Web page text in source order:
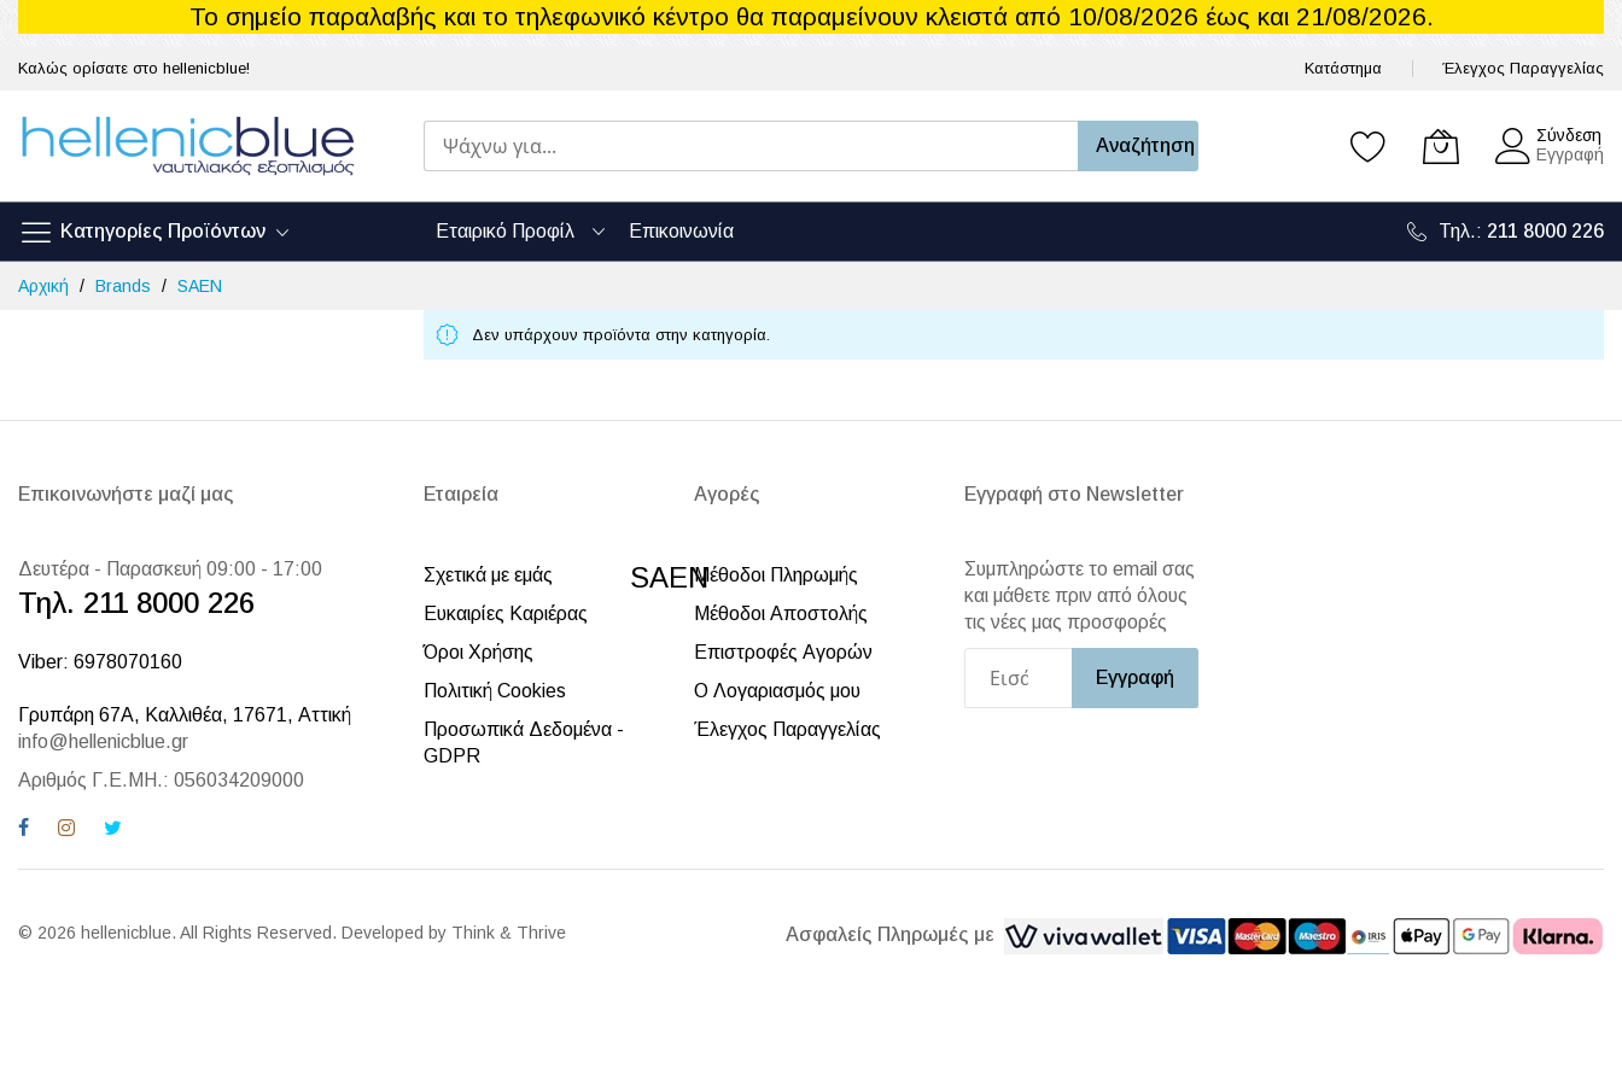
Το σημείο παραλαβής και το τηλεφωνικό κέντρο θα παραμείνουν κλειστά από 10/08/2026 έως και 21/08/2026.
Καλώς ορίσατε στο hellenicblue! Κατάστημα Έλεγχος Παραγγελίας
Κατηγορίες Προϊόντων
Αναζήτηση
Το καλάθι μουΣύνδεση
Εγγραφή
Εταιρικό Προφίλ Επικοινωνία Τηλ.: 211 8000 226
Μετάβαση
στο
Αρχική Brands SAEN
Δεν υπάρχουν προϊόντα στην κατηγορία.
Επικοινωνήστε μαζί μας
Δευτέρα - Παρασκευή 09:00 - 17:00
Τηλ. 211 8000 226
Viber: 6978070160
Γρυπάρη 67Α, Καλλιθέα, 17671, Αττική
info@hellenicblue.gr
Αριθμός Γ.Ε.ΜΗ.: 056034209000
Εταιρεία
Σχετικά με εμάς
Ευκαιρίες Καριέρας
Όροι Χρήσης
Πολιτική Cookies
Προσωπικά Δεδομένα -
GDPR
Αγορές
Μέθοδοι Πληρωμής
Μέθοδοι Αποστολής
Επιστροφές Αγορών
Ο Λογαριασμός μου
Έλεγχος Παραγγελίας
Εγγραφή στο Newsletter
Συμπληρώστε το email σας
και μάθετε πριν από όλους
τις νέες μας προσφορές
Εγγραφή
© 2026 hellenicblue. All Rights Reserved. Developed by Think & Thrive Ασφαλείς Πληρωμές με
SAEN